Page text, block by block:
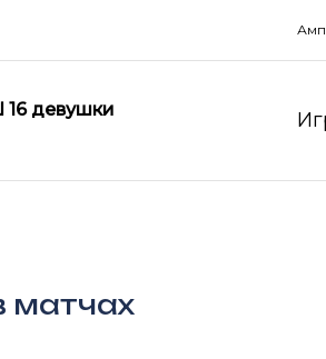
девушки
матчах